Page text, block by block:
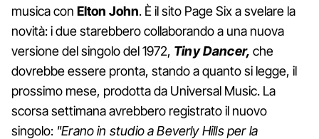
musica con Elton John. È il sito Page Six a svelare la
novità: i due starebbero collaborando a una nuova
versione del singolo del 1972, Tiny Dancer,che
dovrebbe essere pronta, stando a quanto si legge, il
prossimo mese, prodotta da Universal Music. La
scorsa settimana avrebbero registrato il nuovo
singolo: "Erano in studio a Beverly Hills per la